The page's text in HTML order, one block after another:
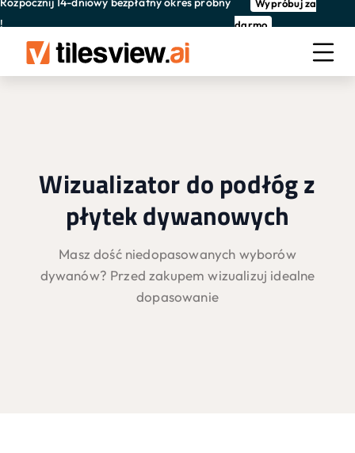
!
Wypróbuj za
darmo
Wizualizator do podłóg z
płytek dywanowych
Masz dość niedopasowanych wyborów
dywanów? Przed zakupem wizualizuj idealne
dopasowanie